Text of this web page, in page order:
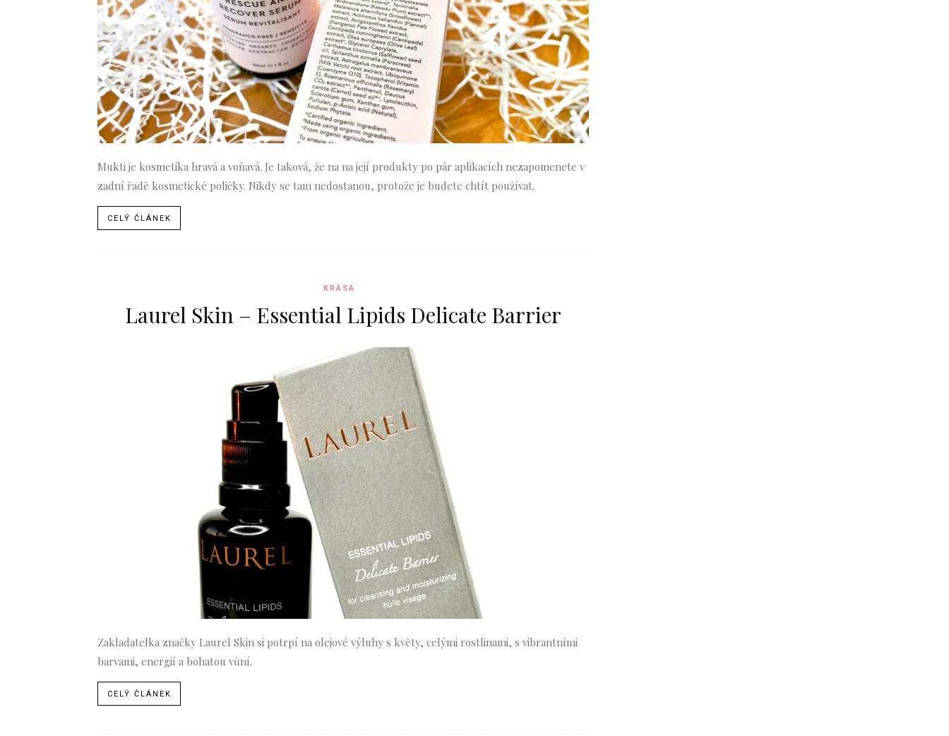
Mukti je kosmetika hravá a voňavá. Je taková, že na na její produkty po pár aplikacích nezapomenete v
zadní řadě kosmetické poličky. Nikdy se tam nedostanou, protože je budete chtít používat.
CELÝ ČLÁNEK
KRÁSA
Laurel Skin – Essential Lipids Delicate Barrier
Zakladatelka značky Laurel Skin si potrpí na olejové výluhy s květy, celými rostlinami, s vibrantními
barvami, energií a bohatou vůní.
CELÝ ČLÁNEK